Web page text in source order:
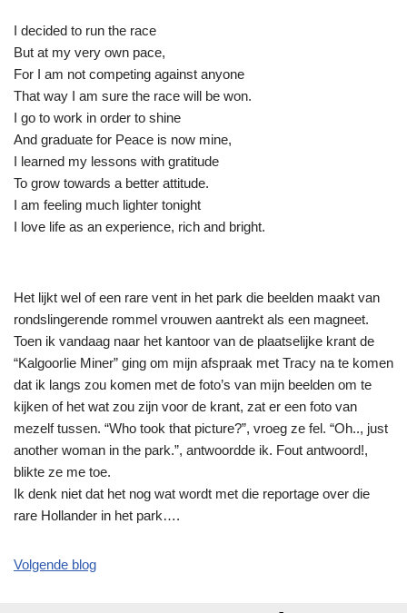
I decided to run the race
But at my very own pace,
For I am not competing against anyone
That way I am sure the race will be won.
I go to work in order to shine
And graduate for Peace is now mine,
I learned my lessons with gratitude
To grow towards a better attitude.
I am feeling much lighter tonight
I love life as an experience, rich and bright.
Het lijkt wel of een rare vent in het park die beelden maakt van
rondslingerende rommel vrouwen aantrekt als een magneet.
Toen ik vandaag naar het kantoor van de plaatselijke krant de
“Kalgoorlie Miner” ging om mijn afspraak met Tracy na te komen
dat ik langs zou komen met de foto’s van mijn beelden om te
kijken of het wat zou zijn voor de krant, zat er een foto van
mezelf tussen. “Who took that picture?”, vroeg ze fel. “Oh.., just
another woman in the park.”, antwoordde ik. Fout antwoord!,
blikte ze me toe.
Ik denk niet dat het nog wat wordt met die reportage over die
rare Hollander in het park….
Volgende blog